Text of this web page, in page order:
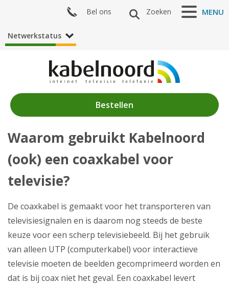
Nieuws
Producten
Klantenservice
Mijn Kabelnoord
Mijn webmail
Bestellen
MENU
Zoeken
Bel ons
Netwerkstatus
Waarom gebruikt Kabelnoord
(ook) een coaxkabel voor
televisie?
De coaxkabel is gemaakt voor het transporteren van
televisiesignalen en is daarom nog steeds de beste
keuze voor een scherp televisiebeeld. Bij het gebruik
van alleen UTP (computerkabel) voor interactieve
televisie moeten de beelden gecomprimeerd worden en
dat is bij coax niet het geval. Een coaxkabel levert